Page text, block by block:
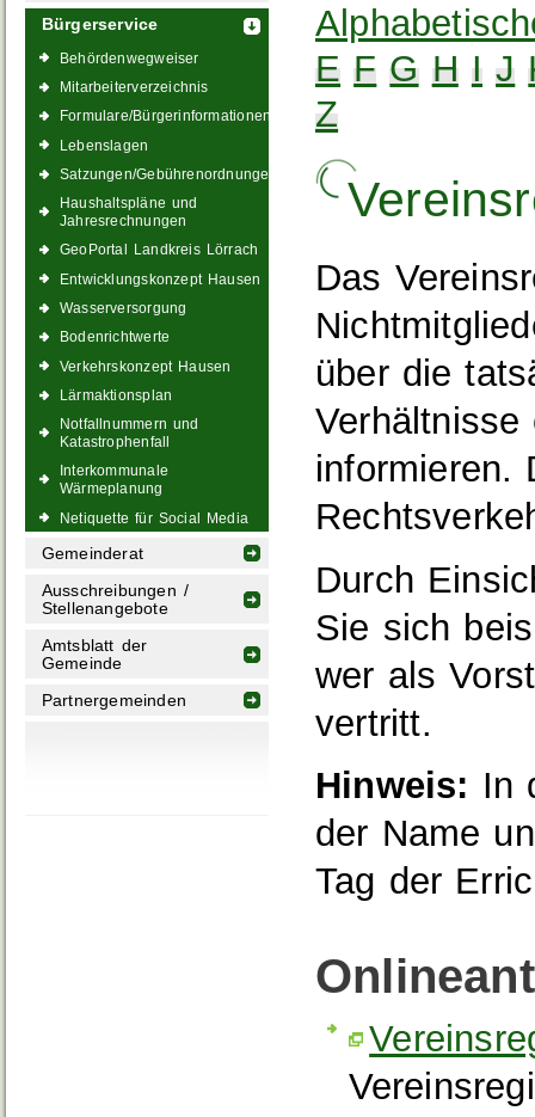
Bürgerservice
Behördenwegweiser
Mitarbeiterverzeichnis
Formulare/Bürgerinformationen
Lebenslagen
Satzungen/Gebührenordnungen
Haushaltspläne und
Jahresrechnungen
GeoPortal Landkreis Lörrach
Entwicklungskonzept Hausen
Wasserversorgung
Bodenrichtwerte
Verkehrskonzept Hausen
Lärmaktionsplan
Notfallnummern und
Katastrophenfall
Interkommunale
Wärmeplanung
Netiquette für Social Media
Gemeinderat
Ausschreibungen /
Stellenangebote
Amtsblatt der
Gemeinde
Partnergemeinden
E F G H I J
Z
Das
über die
Verhältnisse
informieren.
Durch
Sie sich
wer als
vertritt.
Hinweis: In
der Name
Tag der